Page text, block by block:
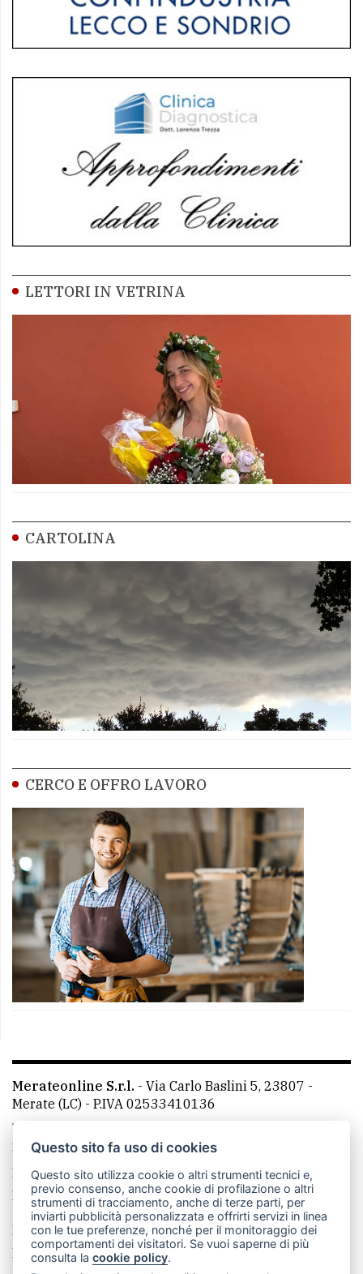
LETTORI IN VETRINA
CARTOLINA
CERCO E OFFRO LAVORO
Merateonline S.r.l. - Via Carlo Baslini 5, 23807 -
Merate (LC) - P.IVA 02533410136
Telefono:
mail: redazione@merateonline.it
La redazione
CasateOnline LeccoOnline
RSS
Made by VIP
Privacy policy
Cookie policy
Rivedi le tue scelte sui cookie
Questo sito fa uso di cookies
Questo sito utilizza cookie o altri strumenti tecnici e,
previo consenso, anche cookie di profilazione o altri
strumenti di tracciamento, anche di terze parti, per
inviarti pubblicità personalizzata e offrirti servizi in linea
con le tue preferenze, nonché per il monitoraggio dei
comportamenti dei visitatori. Se vuoi saperne di più
consulta lacookie policy.